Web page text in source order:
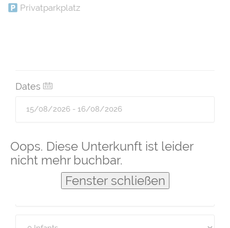
Oops. Diese Unterkunft ist leider
nicht mehr buchbar.
Fenster schließen
Privatparkplatz
Dates